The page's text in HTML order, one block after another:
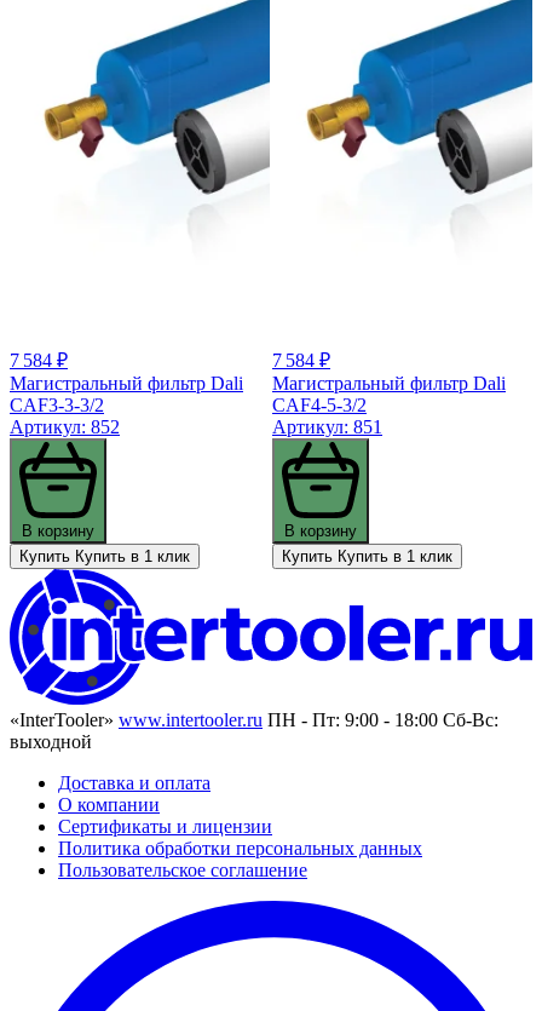
7 584 ₽
Магистральный фильтр Dali
CAF3-3-3/2
Артикул: 852
В корзину
Купить Купить в 1 клик
7 584 ₽
Магистральный фильтр Dali
CAF4-5-3/2
Артикул: 851
В корзину
Купить Купить в 1 клик
«InterTooler» www.intertooler.ru ПН - Пт: 9:00 - 18:00 Сб-Вс:
выходной
Доставка и оплата
О компании
Сертификаты и лицензии
Политика обработки персональных данных
Пользовательское соглашение